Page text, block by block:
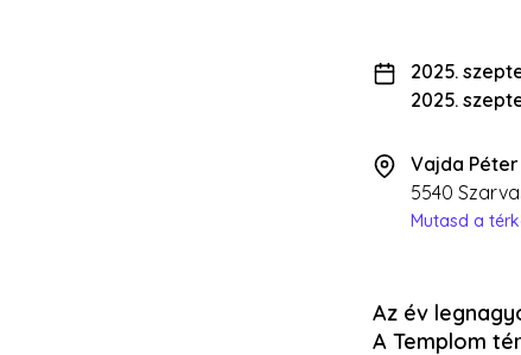
2025.
2025.
Vajda
5540
Mutasd a
Az év
A Templom